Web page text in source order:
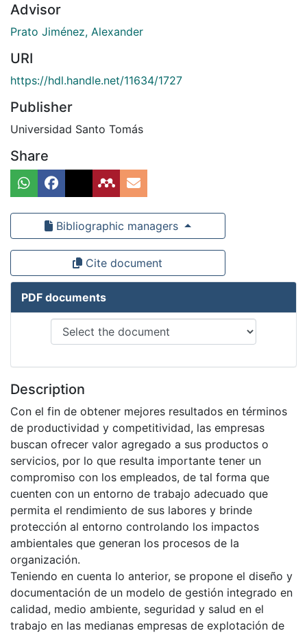
Advisor
Prato Jiménez, Alexander
URI
https://hdl.handle.net/11634/1727
Publisher
Universidad Santo Tomás
Share
Bibliographic managers
Cite document
PDF documents
Description
Con el fin de obtener mejores resultados en términos
de productividad y competitividad, las empresas
buscan ofrecer valor agregado a sus productos o
servicios, por lo que resulta importante tener un
compromiso con los empleados, de tal forma que
cuenten con un entorno de trabajo adecuado que
permita el rendimiento de sus labores y brinde
protección al entorno controlando los impactos
ambientales que generan los procesos de la
organización.
Teniendo en cuenta lo anterior, se propone el diseño y
documentación de un modelo de gestión integrado en
calidad, medio ambiente, seguridad y salud en el
trabajo en las medianas empresas de explotación de